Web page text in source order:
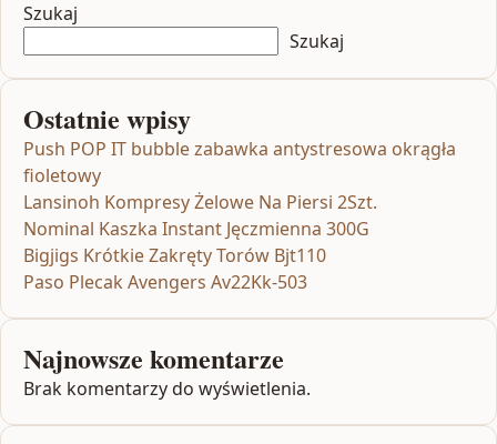
Szukaj
Szukaj
Ostatnie wpisy
Push POP IT bubble zabawka antystresowa okrągła
fioletowy
Lansinoh Kompresy Żelowe Na Piersi 2Szt.
Nominal Kaszka Instant Jęczmienna 300G
Bigjigs Krótkie Zakręty Torów Bjt110
Paso Plecak Avengers Av22Kk-503
Najnowsze komentarze
Brak komentarzy do wyświetlenia.